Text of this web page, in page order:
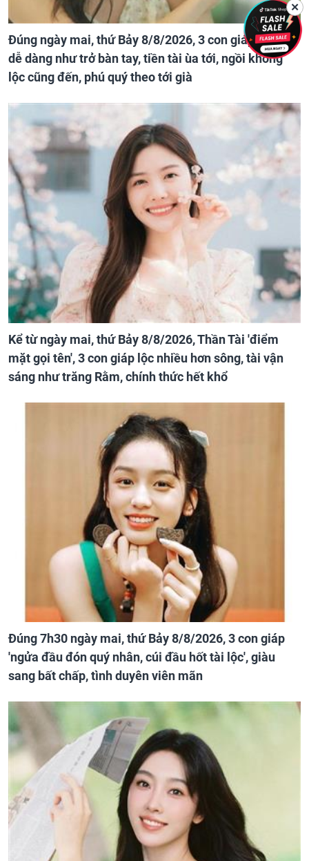
Đúng ngày mai, thứ Bảy 8/8/2026, 3 con giáp đổi đời
dễ dàng như trở bàn tay, tiền tài ùa tới, ngồi không
lộc cũng đến, phú quý theo tới già
Kể từ ngày mai, thứ Bảy 8/8/2026, Thần Tài 'điểm
mặt gọi tên', 3 con giáp lộc nhiều hơn sông, tài vận
sáng như trăng Rằm, chính thức hết khổ
Đúng 7h30 ngày mai, thứ Bảy 8/8/2026, 3 con giáp
'ngửa đầu đón quý nhân, cúi đầu hốt tài lộc', giàu
sang bất chấp, tình duyên viên mãn
✕